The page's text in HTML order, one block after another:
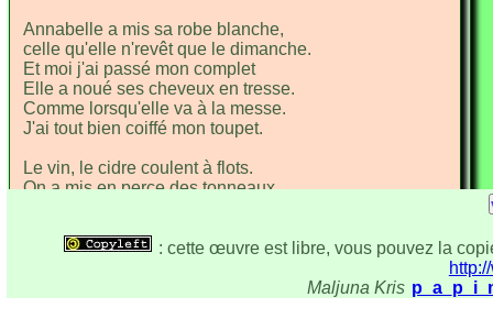
Annabelle a mis sa robe blanche,
celle qu'elle n'revêt que le dimanche.
Et moi j'ai passé mon complet
Elle a noué ses cheveux en tresse.
Comme lorsqu'elle va à la messe.
J'ai tout bien coiffé mon toupet.
Le vin, le cidre coulent à flots.
On a mis en perce des tonneaux.
: cette œuvre est libre, vous pouvez la
Maljuna Kris